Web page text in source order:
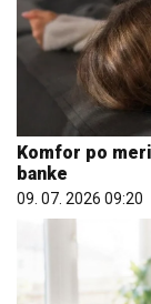
Komfor po
banke
09. 07. 2026 09:20